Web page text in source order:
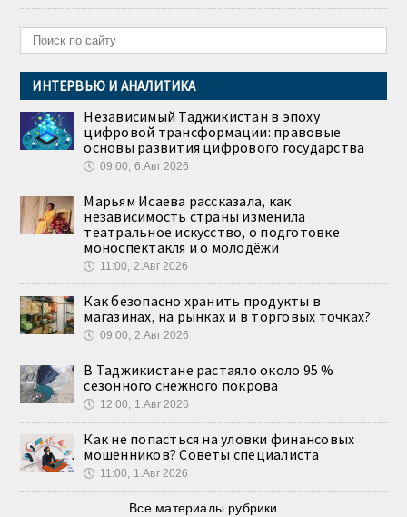
ИНТЕРВЬЮ И АНАЛИТИКА
Независимый Таджикистан в эпоху
цифровой трансформации: правовые
основы развития цифрового государства
🕔 09:00, 6.Авг 2026
Марьям Исаева рассказала, как
независимость страны изменила
театральное искусство, о подготовке
моноспектакля и о молодёжи
🕔 11:00, 2.Авг 2026
Как безопасно хранить продукты в
магазинах, на рынках и в торговых точках?
🕔 09:00, 2.Авг 2026
В Таджикистане растаяло около 95 %
сезонного снежного покрова
🕔 12:00, 1.Авг 2026
Как не попасться на уловки финансовых
мошенников? Советы специалиста
🕔 11:00, 1.Авг 2026
Все материалы рубрики